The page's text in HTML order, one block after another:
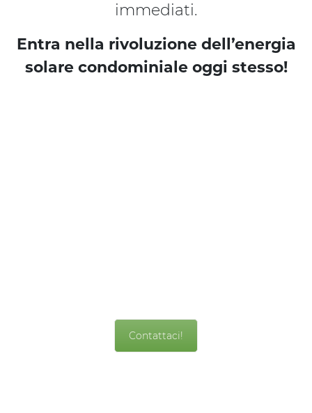
immediati.
Entra nella rivoluzione dell’energia
solare condominiale oggi stesso!
Contattaci!